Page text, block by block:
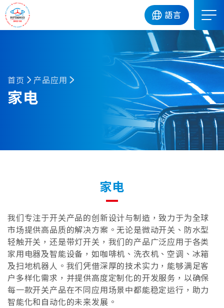
語言
首页 产品应用
家电
家电
我们专注于开关产品的创新设计与制造，致力于为全球
市场提供高品质的解决方案。无论是微动开关、防水型
轻触开关，还是带灯开关，我们的产品广泛应用于各类
家用电器及智能设备，如咖啡机、洗衣机、空调、冰箱
及扫地机器人。我们凭借深厚的技术实力，能够满足客
户多样化需求，并提供高度定制化的开发服务，以确保
每一款开关产品在不同应用场景中都能稳定运行，助力
智能化和自动化的未来发展。